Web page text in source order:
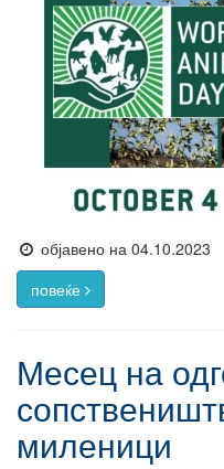
објавено на 04.10.2023
повеќе
Месец на
миленици